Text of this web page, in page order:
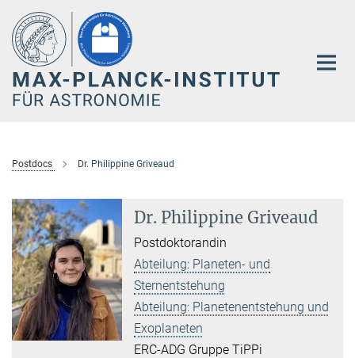
Hauptinhalt
Postdocs Dr. Philippine Griveaud
Dr. Philippine Griveaud
Postdoktorandin
Abteilung: Planeten- und
Sternentstehung
Abteilung: Planetenentstehung und
Exoplaneten
ERC-ADG Gruppe TiPPi